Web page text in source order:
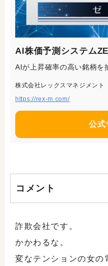
AI株価予測システム
AIが上昇確率の高い銘柄を
株式会社レックスマネジメント
https://rex-m.com/
公式
コメント
詐欺会社です。
かかわるな。
変なテンションの女の